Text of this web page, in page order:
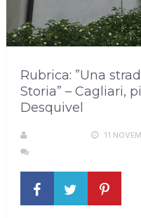
Rubrica: ”Una
Storia” – Cagliari,
Desquivel
11